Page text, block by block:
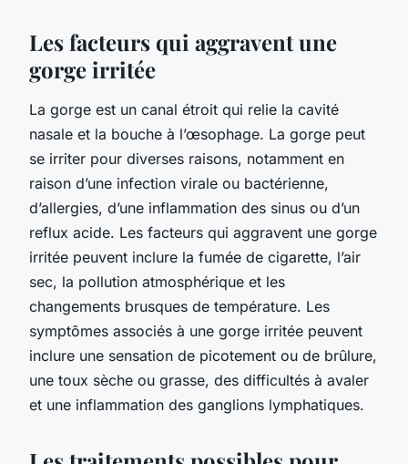
Les facteurs qui aggravent une
gorge irritée
La gorge est un canal étroit qui relie la cavité
nasale et la bouche à l’œsophage. La gorge peut
se irriter pour diverses raisons, notamment en
raison d’une infection virale ou bactérienne,
d’allergies, d’une inflammation des sinus ou d’un
reflux acide. Les facteurs qui aggravent une gorge
irritée peuvent inclure la fumée de cigarette, l’air
sec, la pollution atmosphérique et les
changements brusques de température. Les
symptômes associés à une gorge irritée peuvent
inclure une sensation de picotement ou de brûlure,
une toux sèche ou grasse, des difficultés à avaler
et une inflammation des ganglions lymphatiques.